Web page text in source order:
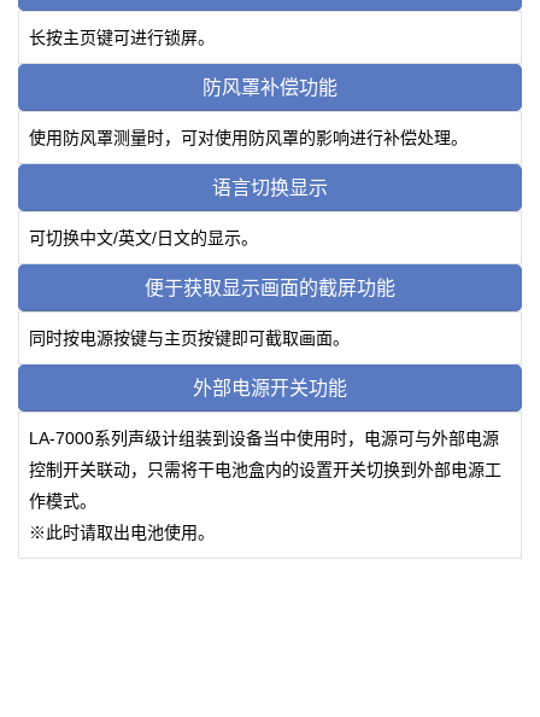
长按主页键可进行锁屏。
防风罩补偿功能
使用防风罩测量时，可对使用防风罩的影响进行补偿处理。
语言切换显示
可切换中文/英文/日文的显示。
便于获取显示画面的截屏功能
同时按电源按键与主页按键即可截取画面。
外部电源开关功能
LA-7000系列声级计组装到设备当中使用时，电源可与外部电源
控制开关联动，只需将干电池盒内的设置开关切换到外部电源工
作模式。
※此时请取出电池使用。